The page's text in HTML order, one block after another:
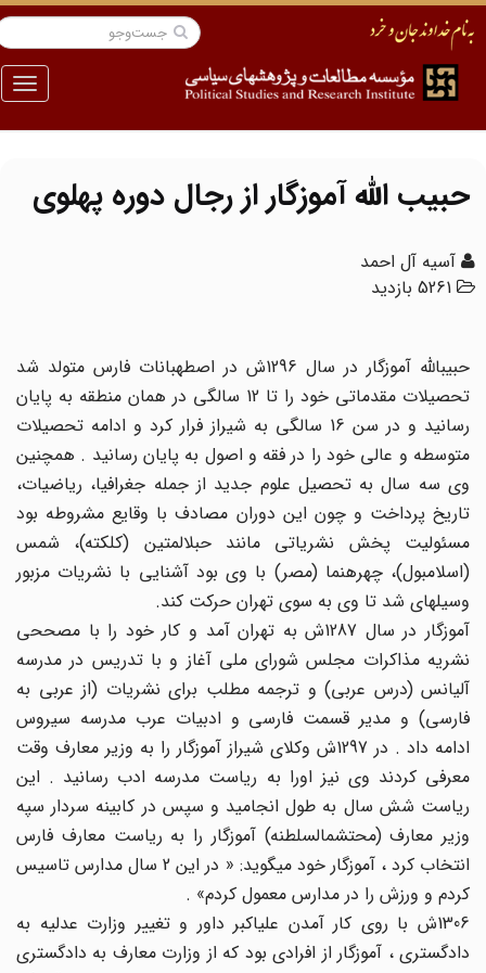
منو
حبیب الله آموزگار از رجال دوره پهلوی
آسیه آل احمد
5261 بازدید
حبیب‏الله آموزگار در سال 1296ش در اصطهبانات فارس متولد شد
تحصیلات مقدماتی خود را تا 12 سالگی در همان منطقه به پایان
رسانید و در سن 16 سالگی به شیراز فرار کرد و ادامه تحصیلات
متوسطه و عالی خود را در فقه و اصول به پایان رسانید . همچنین
وی سه سال به تحصیل علوم جدید از جمله جغرافیا، ریاضیات،
تاریخ پرداخت و چون این دوران مصادف با وقایع مشروطه بود
مسئولیت پخش نشریاتی مانند حبل‏المتین (کلکته)، شمس
(اسلامبول)، چهره‏نما (مصر) با وی بود آشنایی با نشریات مزبور
وسیله‏ای شد تا وی به سوی تهران حرکت کند.
آموزگار در سال 1287ش به تهران آمد و کار خود را با مصححی
نشریه مذاکرات مجلس شورای ملی آغاز و با تدریس در مدرسه
آلیانس (درس عربی) و ترجمه مطلب برای نشریات (از عربی به
فارسی) و مدیر قسمت فارسی و ادبیات عرب مدرسه سیروس
ادامه داد . در 1297ش وکلای شیراز آموزگار را به وزیر معارف وقت
معرفی کردند وی نیز اورا به ریاست مدرسه ادب رسانید . این
ریاست شش سال به طول انجامید و سپس در کابینه سردار سپه
وزیر معارف (محتشم‏السلطنه) آموزگار را به ریاست معارف فارس
انتخاب کرد ، آموزگار خود می‏گوید: « در این 2 سال مدارس تاسیس
کردم و ورزش را در مدارس معمول کردم» .
1306ش با روی کار آمدن علی‏اکبر داور و تغییر وزارت عدلیه به
دادگستری ، آموزگار از افرادی بود که از وزارت معارف به دادگستری